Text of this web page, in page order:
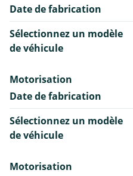
Date de fabrication
Sélectionnez un modèle
de véhicule
Motorisation
Date de fabrication
Sélectionnez un modèle
de véhicule
Motorisation